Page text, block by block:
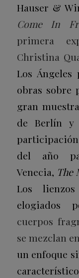
Hauser &
Come In
primera
Christina
Los Ángeles
obras sobre
gran
de Berlín y
del año
Venecia, The
Los
cuerpos
se mezclan
un enfoque